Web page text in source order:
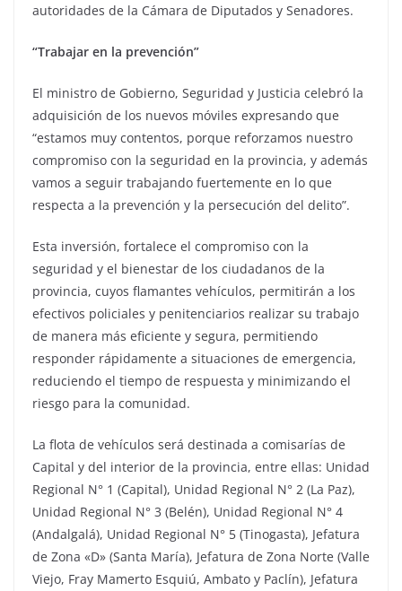
autoridades de la Cámara de Diputados y Senadores.
“Trabajar en la prevención”
El ministro de Gobierno, Seguridad y Justicia celebró la
adquisición de los nuevos móviles expresando que
“estamos muy contentos, porque reforzamos nuestro
compromiso con la seguridad en la provincia, y además
vamos a seguir trabajando fuertemente en lo que
respecta a la prevención y la persecución del delito”.
Esta inversión, fortalece el compromiso con la
seguridad y el bienestar de los ciudadanos de la
provincia, cuyos flamantes vehículos, permitirán a los
efectivos policiales y penitenciarios realizar su trabajo
de manera más eficiente y segura, permitiendo
responder rápidamente a situaciones de emergencia,
reduciendo el tiempo de respuesta y minimizando el
riesgo para la comunidad.
La flota de vehículos será destinada a comisarías de
Capital y del interior de la provincia, entre ellas: Unidad
Regional N° 1 (Capital), Unidad Regional N° 2 (La Paz),
Unidad Regional N° 3 (Belén), Unidad Regional N° 4
(Andalgalá), Unidad Regional N° 5 (Tinogasta), Jefatura
de Zona «D» (Santa María), Jefatura de Zona Norte (Valle
Viejo, Fray Mamerto Esquiú, Ambato y Paclín), Jefatura